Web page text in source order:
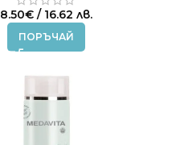
8.50€/ 16.62 лв.
ПОРЪЧАЙ